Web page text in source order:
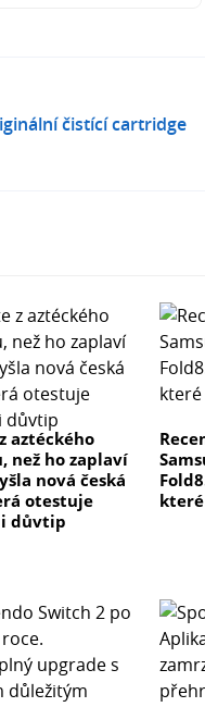
čistící cartridge
aztéckého
než ho zaplaví
nová česká
otestuje
důvtip